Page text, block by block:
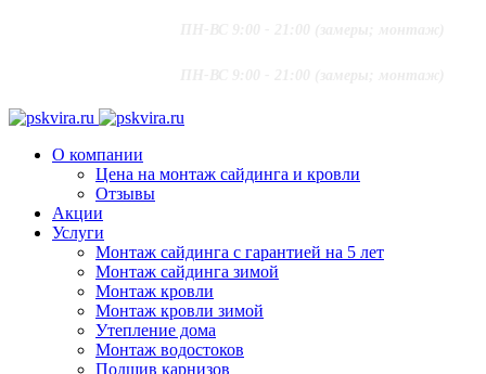
О компании
Цена на монтаж сайдинга и кровли
Отзывы
Акции
Услуги
Монтаж сайдинга с гарантией на 5 лет
Монтаж сайдинга зимой
Монтаж кровли
Монтаж кровли зимой
Утепление дома
Монтаж водостоков
Подшив карнизов